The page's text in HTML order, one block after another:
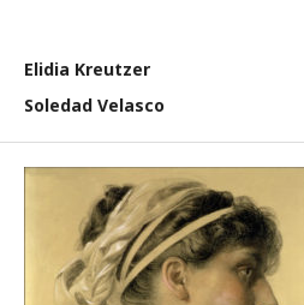
Elidia Kreutzer
Soledad Velasco